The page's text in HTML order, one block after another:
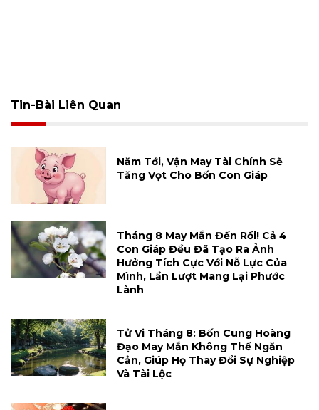
Tin-Bài Liên Quan
Năm Tới, Vận May Tài Chính Sẽ
Tăng Vọt Cho Bốn Con Giáp
Tháng 8 May Mắn Đến Rồi! Cả 4
Con Giáp Đều Đã Tạo Ra Ảnh
Hưởng Tích Cực Với Nỗ Lực Của
Mình, Lần Lượt Mang Lại Phước
Lành
Tử Vi Tháng 8: Bốn Cung Hoàng
Đạo May Mắn Không Thể Ngăn
Cản, Giúp Họ Thay Đổi Sự Nghiệp
Và Tài Lộc